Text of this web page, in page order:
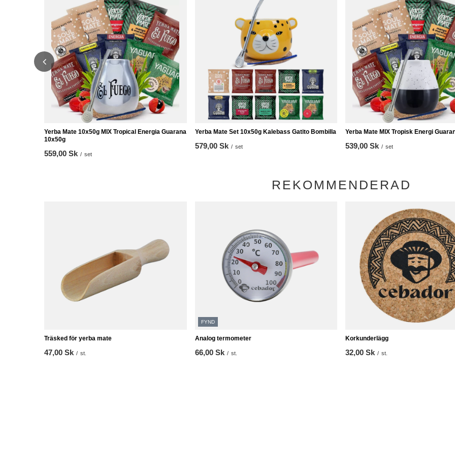
Yerba Mate 10x50g MIX Tropical Energia Guarana
10x50g
559,00 Sk / set
Yerba Mate Set 10x50g Kalebass Gatito Bombilla
579,00 Sk / set
Yerba Mate MIX Tropisk Energi
539,00 Sk / set
REKOMMENDERAD
Träsked för yerba mate
47,00 Sk / st.
FYND
Analog termometer
66,00 Sk / st.
Korkunderlägg
32,00 Sk / st.